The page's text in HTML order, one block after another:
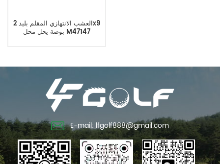
العشب الانتهازي المقلم بليد 2x9
بوصة يحل محل M47147
E-mail: lfgolf888@gmail.com